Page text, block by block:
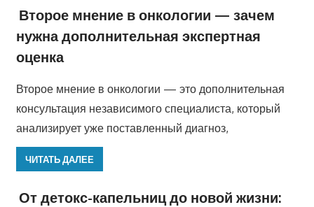
Второе мнение в онкологии — зачем
нужна дополнительная экспертная
оценка
Второе мнение в онкологии — это дополнительная
консультация независимого специалиста, который
анализирует уже поставленный диагноз,
ЧИТАТЬ ДАЛЕЕ
От детокс-капельниц до новой жизни: